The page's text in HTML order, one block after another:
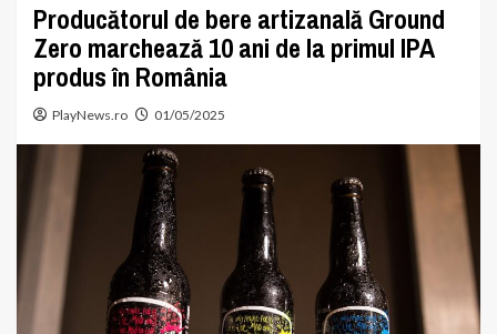
Producătorul de bere artizanală Ground
Zero marchează 10 ani de la primul IPA
produs în România
PlayNews.ro 01/05/2025